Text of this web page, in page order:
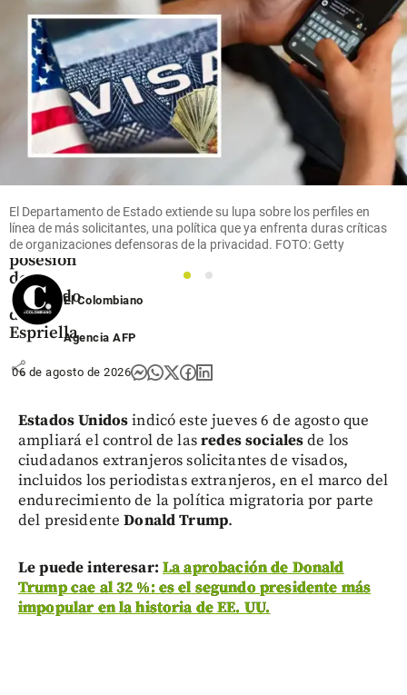
Colombia
¡Pilas!
Estas son
ciudades
donde
hay ley
seca por
posesión
de
Abelardo
de la
Espriella
share
El Departamento de Estado extiende su lupa sobre los perfiles en
línea de más solicitantes, una política que ya enfrenta duras críticas
de organizaciones defensoras de la privacidad. FOTO: Getty
1
2
El Colombiano
Agencia AFP
06 de agosto de 2026
Estados Unidosindicó este jueves 6 de agosto que
ampliará el control de lasredes socialesde los
ciudadanos extranjeros solicitantes de visados,
incluidos los periodistas extranjeros, en el marco del
endurecimiento de la política migratoria por parte
del presidenteDonald Trump.
Le puede interesar: La aprobación de Donald
Trump cae al 32 %: es el segundo presidente más
impopular en la historia de EE. UU.